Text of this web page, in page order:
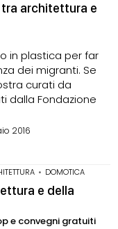
architettura e
in plastica per far
dei migranti. Se
curati da
dalla Fondazione
2016
• DOMOTICA
e della
e convegni gratuiti